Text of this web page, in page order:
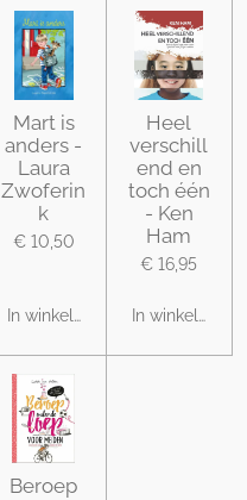
Mart is
anders -
Laura
Zwoferin
k
€ 10,50
In winkelwagen
Heel
verschill
end en
toch één
- Ken
Ham
€ 16,95
In
Beroep